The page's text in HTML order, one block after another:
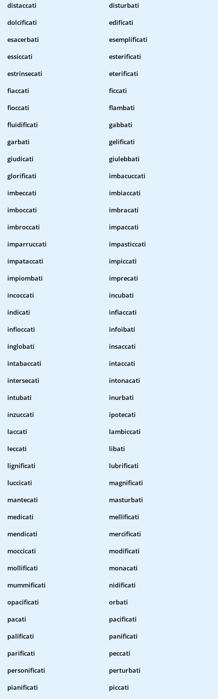
distaccati
disturbati
dolcificati
edificati
esacerbati
esemplificati
essiccati
esterificati
estrinsecati
eterificati
fiaccati
ficcati
fioccati
flambati
fluidificati
gabbati
garbati
gelificati
giudicati
giulebbati
glorificati
imbacuccati
imbeccati
imbiaccati
imboccati
imbracati
imbroccati
impaccati
imparruccati
impasticcati
impataccati
impiccati
impiombati
imprecati
incoccati
incubati
indicati
infiaccati
infioccati
infoibati
inglobati
insaccati
intabaccati
intaccati
intersecati
intonacati
intubati
inurbati
inzuccati
ipotecati
laccati
lambiccati
leccati
libati
lignificati
lubrificati
luccicati
magnificati
mantecati
masturbati
medicati
mellificati
mendicati
mercificati
moccicati
modificati
mollificati
monacati
mummificati
nidificati
opacificati
orbati
pacati
pacificati
palificati
panificati
parificati
peccati
personificati
perturbati
pianificati
piccati